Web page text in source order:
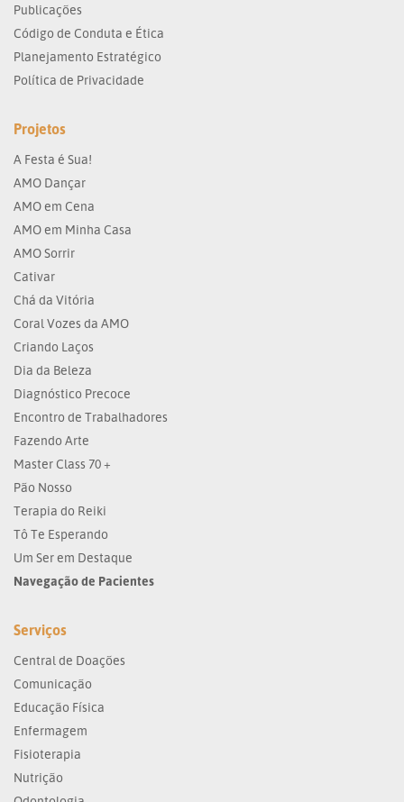
Publicações
Código de Conduta e Ética
Planejamento Estratégico
Política de Privacidade
Projetos
A Festa é Sua!
AMO Dançar
AMO em Cena
AMO em Minha Casa
AMO Sorrir
Cativar
Chá da Vitória
Coral Vozes da AMO
Criando Laços
Dia da Beleza
Diagnóstico Precoce
Encontro de Trabalhadores
Fazendo Arte
Master Class 70 +
Pão Nosso
Terapia do Reiki
Tô Te Esperando
Um Ser em Destaque
Navegação de Pacientes
Serviços
Central de Doações
Comunicação
Educação Física
Enfermagem
Fisioterapia
Nutrição